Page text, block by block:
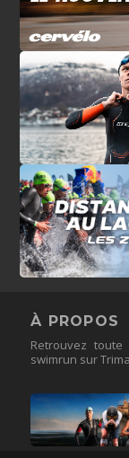
À PROPOS
Retrouvez
swimrun sur